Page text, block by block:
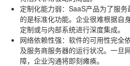
定制化能力弱：SaaS产品为了服
的是标准化功能。企业很难根据自
定制或与内部系统进行深度集成。
网络依赖性强：软件的可用性完全
及服务商服务器的运行状况。一旦
障，企业沟通将即刻瘫痪。